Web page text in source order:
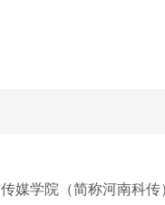
媒学院（简称河南科